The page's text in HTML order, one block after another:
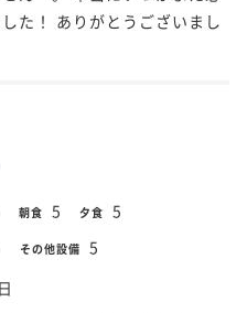
た！ ありがとうございまし
朝食 5 夕食 5
その他設備 5